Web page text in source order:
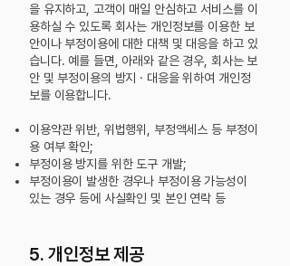
을 유지하고, 고객이 매일 안심하고 서비스를 이
용하실 수 있도록 회사는 개인정보를 이용한 보
안이나 부정이용에 대한 대책 및 대응을 하고 있
습니다. 예를 들면, 아래와 같은 경우, 회사는 보
안 및 부정이용의 방지 · 대응을 위하여 개인정
보를 이용합니다.
이용약관 위반, 위법행위, 부정액세스 등 부정이
용 여부 확인;
부정이용 방지를 위한 도구 개발;
부정이용이 발생한 경우나 부정이용 가능성이
있는 경우 등에 사실확인 및 본인 연락 등
5. 개인정보 제공